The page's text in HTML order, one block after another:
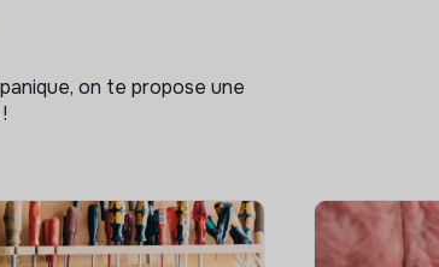
on te propose une